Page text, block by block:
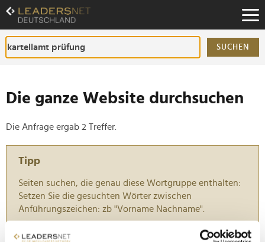
Zum
Inhalt
Zur
Fußzeilen-
Navigation
SUCHEN
Die ganze Website durchsuchen
Die Anfrage ergab 2 Treffer.
Tipp
Seiten suchen, die genau diese Wortgruppe enthalten:
Setzen Sie die gesuchten Wörter zwischen
Anführungszeichen: zb "Vorname Nachname".